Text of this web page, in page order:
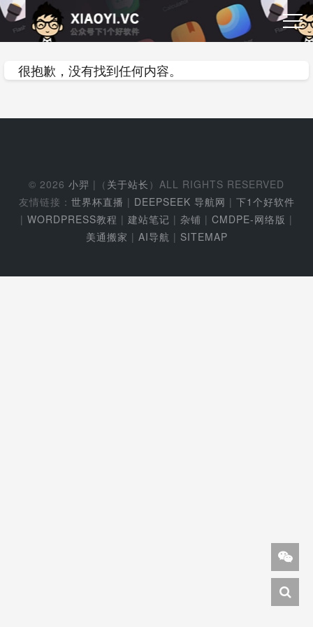
很抱歉，没有找到任何内容。
© 2026 小羿 |（ 关于站长 ）ALL RIGHTS RESERVED
友情链接： 世界杯直播 | DEEPSEEK 导航网 | 下1个好软件
| WORDPRESS教程 | 建站笔记 | 杂铺 | CMDPE-网络版 |
美通搬家 | AI导航 | SITEMAP